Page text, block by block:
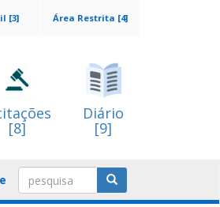
Área Restrita [4]
[3]
[8]
Diário
[9]